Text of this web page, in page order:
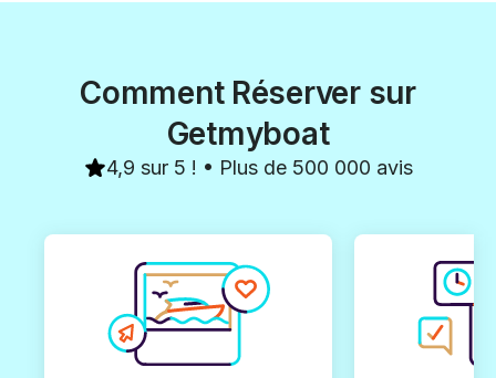
Comment Réserver sur
Getmyboat
4,9 sur 5 ! • Plus de 500 000 avis